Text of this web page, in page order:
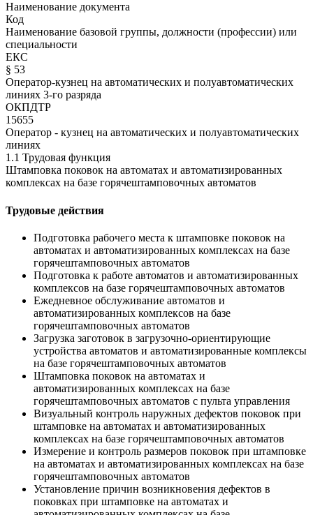
Наименование документа
Код
Наименование базовой группы, должности (профессии) или
специальности
ЕКС
§ 53
Оператор-кузнец на автоматических и полуавтоматических
линиях 3-го разряда
ОКПДТР
15655
Оператор - кузнец на автоматических и полуавтоматических
линиях
1.1 Трудовая функция
Штамповка поковок на автоматах и автоматизированных
комплексах на базе горячештамповочных автоматов
Трудовые действия
Подготовка рабочего места к штамповке поковок на
автоматах и автоматизированных комплексах на базе
горячештамповочных автоматов
Подготовка к работе автоматов и автоматизированных
комплексов на базе горячештамповочных автоматов
Ежедневное обслуживание автоматов и
автоматизированных комплексов на базе
горячештамповочных автоматов
Загрузка заготовок в загрузочно-ориентирующие
устройства автоматов и автоматизированные комплексы
на базе горячештамповочных автоматов
Штамповка поковок на автоматах и
автоматизированных комплексах на базе
горячештамповочных автоматов с пульта управления
Визуальный контроль наружных дефектов поковок при
штамповке на автоматах и автоматизированных
комплексах на базе горячештамповочных автоматов
Измерение и контроль размеров поковок при штамповке
на автоматах и автоматизированных комплексах на базе
горячештамповочных автоматов
Установление причин возникновения дефектов в
поковках при штамповке на автоматах и